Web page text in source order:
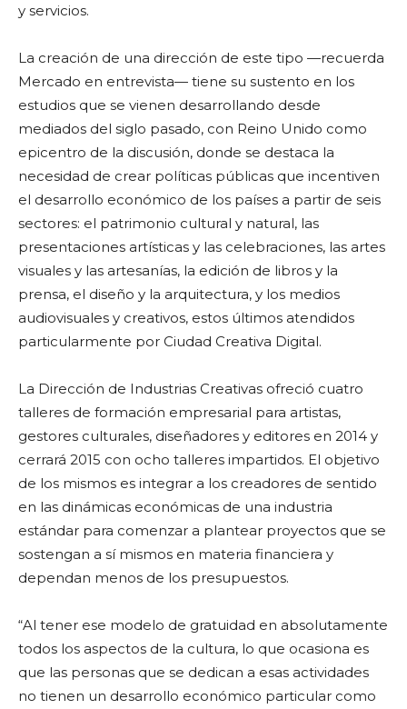
y servicios.
La creación de una dirección de este tipo —recuerda
Mercado en entrevista— tiene su sustento en los
estudios que se vienen desarrollando desde
mediados del siglo pasado, con Reino Unido como
epicentro de la discusión, donde se destaca la
necesidad de crear políticas públicas que incentiven
el desarrollo económico de los países a partir de seis
sectores: el patrimonio cultural y natural, las
presentaciones artísticas y las celebraciones, las artes
visuales y las artesanías, la edición de libros y la
prensa, el diseño y la arquitectura, y los medios
audiovisuales y creativos, estos últimos atendidos
particularmente por Ciudad Creativa Digital.
La Dirección de Industrias Creativas ofreció cuatro
talleres de formación empresarial para artistas,
gestores culturales, diseñadores y editores en 2014 y
cerrará 2015 con ocho talleres impartidos. El objetivo
de los mismos es integrar a los creadores de sentido
en las dinámicas económicas de una industria
estándar para comenzar a plantear proyectos que se
sostengan a sí mismos en materia financiera y
dependan menos de los presupuestos.
“Al tener ese modelo de gratuidad en absolutamente
todos los aspectos de la cultura, lo que ocasiona es
que las personas que se dedican a esas actividades
no tienen un desarrollo económico particular como